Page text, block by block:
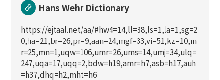
Hans Wehr Dictionary
https://ejtaal.net/aa/#hw4=14,ll=38,ls=1,la=1,sg=2
0,ha=21,br=26,pr=9,aan=24,mgf=33,vi=51,kz=10,m
r=25,mn=1,uqw=106,umr=26,ums=14,umj=34,ulq=
247,uqa=17,uqq=2,bdw=h19,amr=h7,asb=h17,auh
=h37,dhq=h2,mht=h6